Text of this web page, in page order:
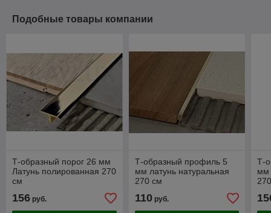
Подобные товары компании
Т-образный порог 26 мм
Латунь полированная 270
см
156 руб.
Т-образный профиль 5
мм латунь натуральная
270 см
110руб.
Т-
мм